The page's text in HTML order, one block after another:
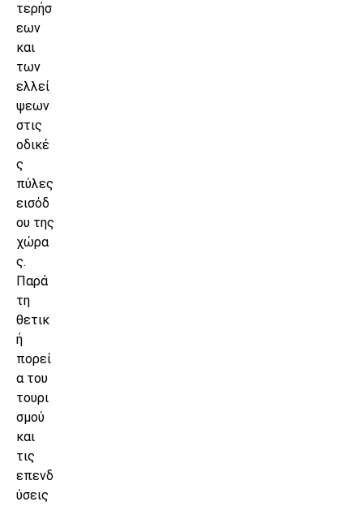
τερήσ
εων
και
των
ελλεί
ψεων
στις
οδικέ
ς
πύλες
εισόδ
ου της
χώρα
ς.
Παρά
τη
θετικ
ή
πορεί
α του
τουρι
σμού
και
τις
επενδ
ύσεις